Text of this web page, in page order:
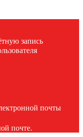
запись
почты
почте.